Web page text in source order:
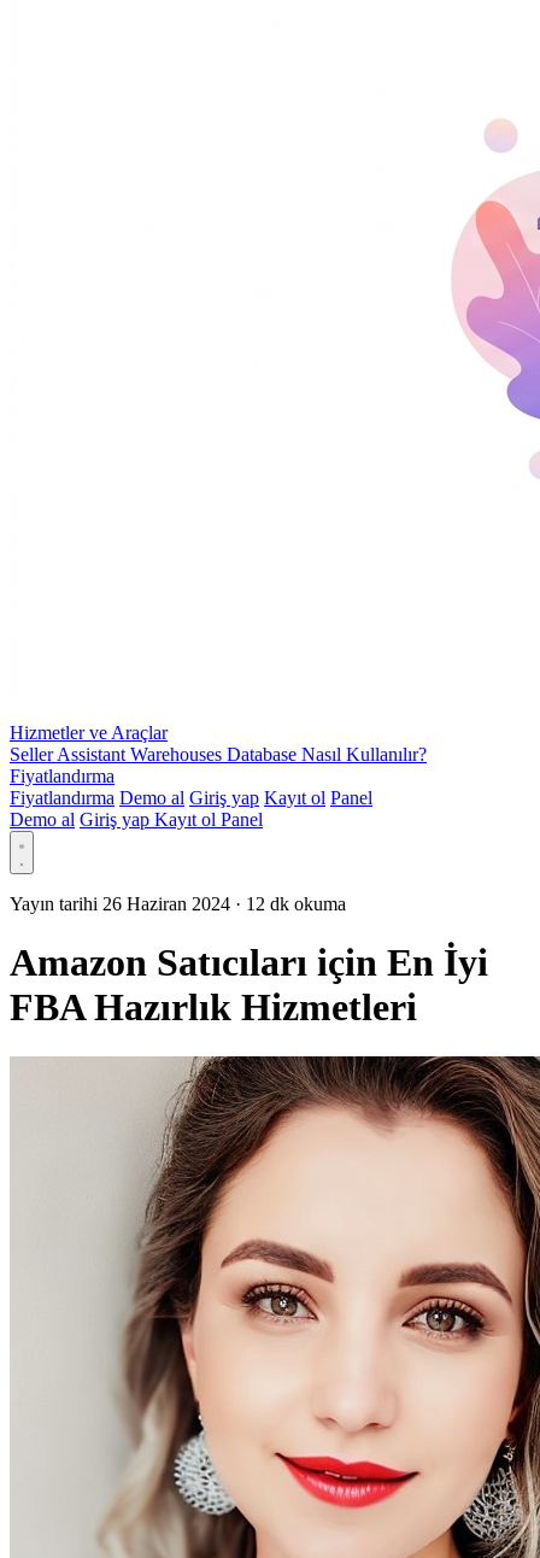
Hizmetler ve Araçlar
Seller Assistant Warehouses Database Nasıl Kullanılır?
Fiyatlandırma
Fiyatlandırma Demo al Giriş yap Kayıt ol Panel
Demo al Giriş yap Kayıt ol Panel
Yayın tarihi 26 Haziran 2024 · 12 dk okuma
Amazon Satıcıları için En İyi
FBA Hazırlık Hizmetleri